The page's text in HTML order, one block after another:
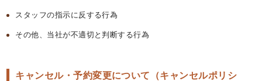
スタッフの指示に反する行為
その他、当社が不適切と判断する行為
キャンセル・予約変更について（キャンセルポリシ